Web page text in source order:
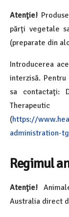
Atenţie!
părţi vegetale
(preparate din
Introducerea
interzisă.
sa contactaţi:
(https://
administration-
Regimul
Atenţie!
Australia direct